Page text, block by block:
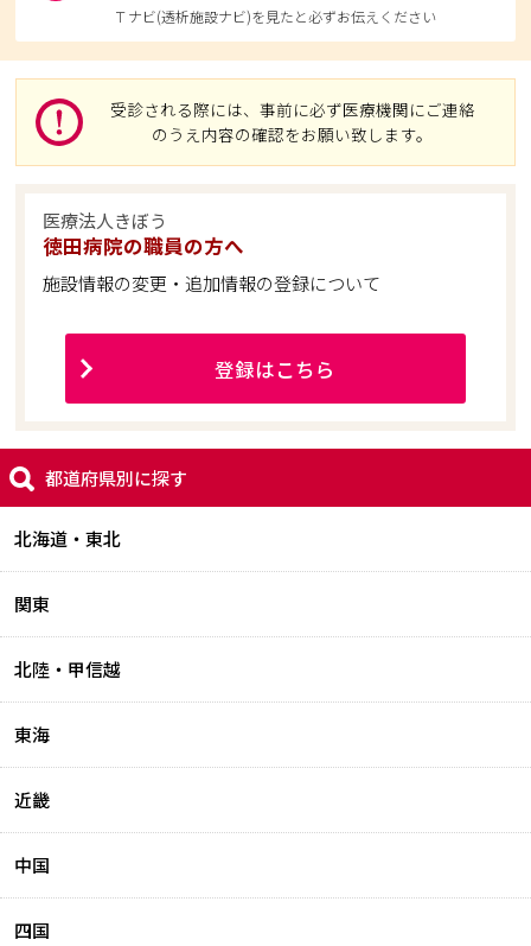
Ｔナビ(透析施設ナビ)を見たと必ずお伝えください
受診される際には、事前に必ず医療機関にご連絡
のうえ内容の確認をお願い致します。
医療法人きぼう
徳田病院の職員の方へ
施設情報の変更・追加情報の登録について
登録はこちら
都道府県別に探す
北海道・東北
関東
北陸・甲信越
東海
近畿
中国
四国